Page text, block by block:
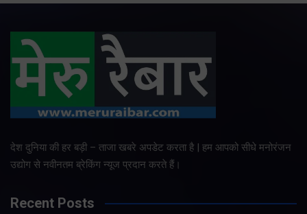
देश दुनिया की हर बड़ी – ताजा खबरे अपडेट करता है | हम आपको सीधे मनोरंजन
उद्योग से नवीनतम ब्रेकिंग न्यूज प्रदान करते हैं।
Recent Posts